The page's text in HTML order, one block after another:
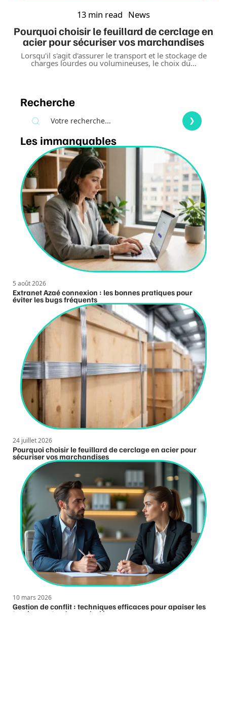
13 min read News
Pourquoi choisir le feuillard de cerclage en
acier pour sécuriser vos marchandises
Lorsqu'il s'agit d'assurer le transport et le stockage de
charges lourdes ou volumineuses, le choix du…
Recherche
Les immanquables
5 août 2026
Extranet Azaé connexion : les bonnes pratiques pour
éviter les bugs fréquents
24 juillet 2026
Pourquoi choisir le feuillard de cerclage en acier pour
sécuriser vos marchandises
10 mars 2026
Gestion de conflit : techniques efficaces pour apaiser les
tensions entre deux salariés